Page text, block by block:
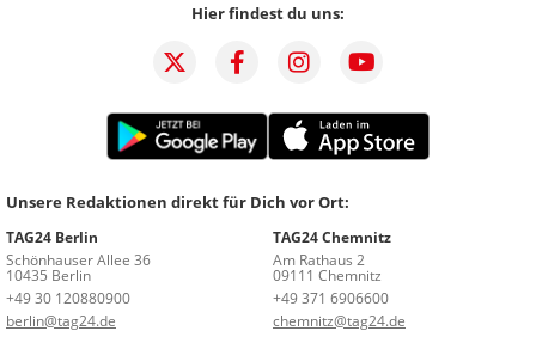
Hier findest du uns:
Unsere Redaktionen direkt für Dich vor Ort:
TAG24 Berlin
Schönhauser Allee 36
10435 Berlin
+49 30 120880900
berlin@tag24.de
TAG24 Chemnitz
Am Rathaus 2
09111 Chemnitz
+49 371 6906600
chemnitz@tag24.de